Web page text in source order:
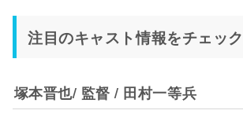
注目のキャスト情報をチェック
塚本晋也/ 監督 / 田村一等兵